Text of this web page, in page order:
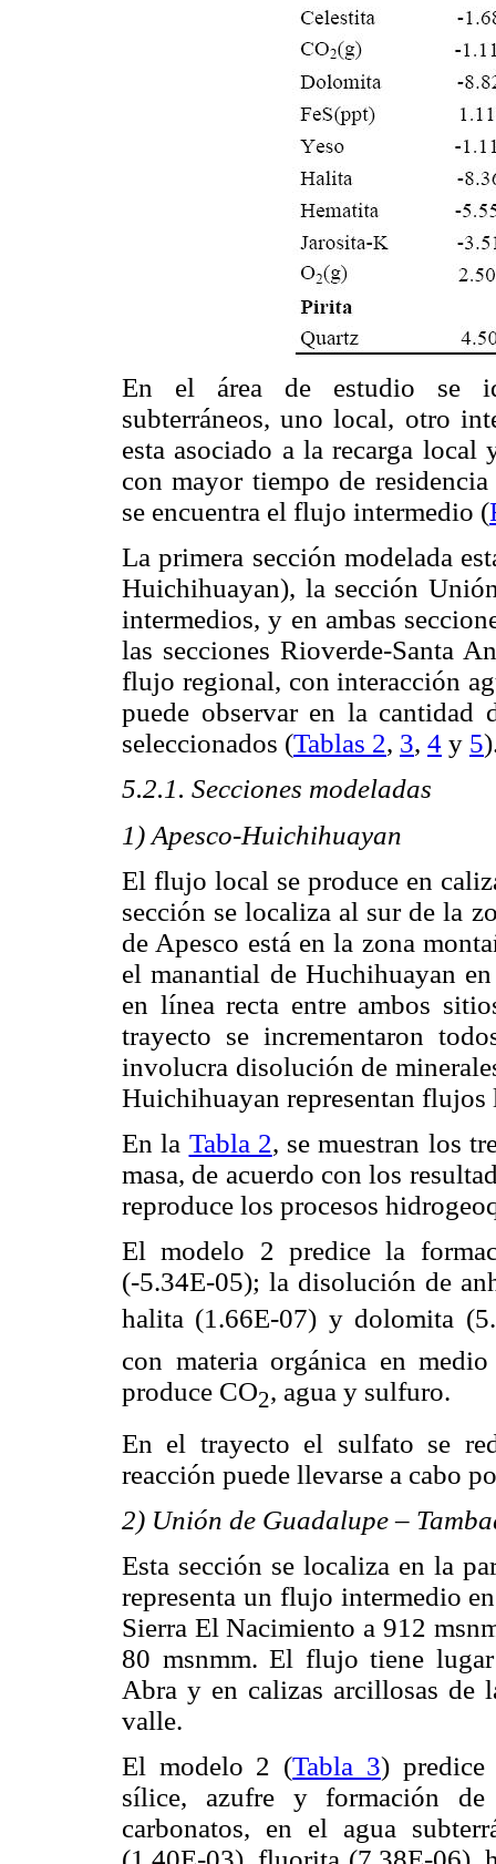
En el área de estudio se
subterráneos, uno local, otro
esta asociado a la recarga
con mayor tiempo de
se encuentra el flujo intermedio (
La primera sección modelada
Huichihuayan), la sección
intermedios, y en ambas
las secciones Rioverde-Santa
flujo regional, con interacción
puede observar en la cantidad
seleccionados (Tablas 2, 3, 4 y 5
5.2.1. Secciones modeladas
1) Apesco-Huichihuayan
El flujo local se produce en
sección se localiza al sur de la
de Apesco está en la zona
el manantial de Huchihuayan
en línea recta entre ambos
trayecto se incrementaron
involucra disolución de
Huichihuayan representan
En la Tabla 2, se muestran los
masa, de acuerdo con los
reproduce los procesos
El modelo 2 predice la
(-5.34E-05); la disolución de
halita (1.66E-07) y dolomita
con materia orgánica en
produce CO2, agua y sulfuro.
En el trayecto el sulfato se
reacción puede llevarse a cabo
2) Unión de Guadalupe –
Esta sección se localiza en la
representa un flujo intermedio
Sierra El Nacimiento a 912
80 msnmm. El flujo tiene
Abra y en calizas arcillosas de
valle.
El modelo 2 (Tabla 3)
sílice, azufre y formación
carbonatos, en el agua